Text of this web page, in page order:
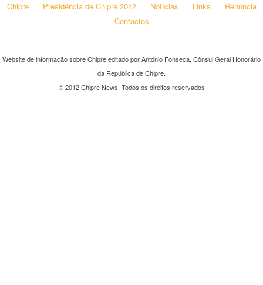
Chipre Presidência de Chipre 2012 Notícias Links
Renúncia
Contactos
Website de informação sobre Chipre editado por António Fonseca, Cônsul Geral Honorário
da República de Chipre.
© 2012 Chipre News. Todos os direitos reservados